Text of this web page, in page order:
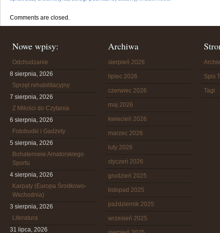
Comments are closed.
Nowe wpisy:
Odchudzanie
8 sierpnia, 2026
Sprzęt rehabilitacyjny
7 sierpnia, 2026
Z Miłości do Czytania
6 sierpnia, 2026
Fotobudki i Gadżety
5 sierpnia, 2026
Bohaterowie Amatorskiego
Sportu
4 sierpnia, 2026
Karpaty (Europa Środkowo-
Wschodnia)
3 sierpnia, 2026
Literatura
31 lipca, 2026
Archiwa
sierpień 2026
lipiec 2026
czerwiec 2026
maj 2026
kwiecień 2026
marzec 2026
luty 2026
styczeń 2026
grudzień 2025
listopad 2025
październik 2025
wrzesień 2025
Spis
Tagi